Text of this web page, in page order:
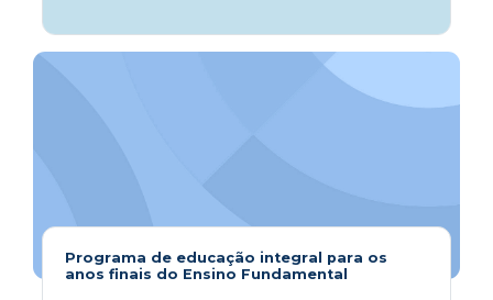
Programa de educação integral para os
anos finais do Ensino Fundamental